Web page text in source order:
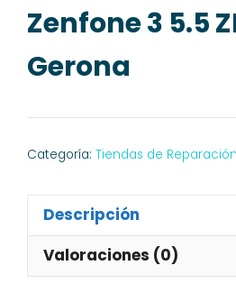
Zenfone 3 5.5
Gerona
Categoría: Tiendas de
Descripción
Valoraciones (0)